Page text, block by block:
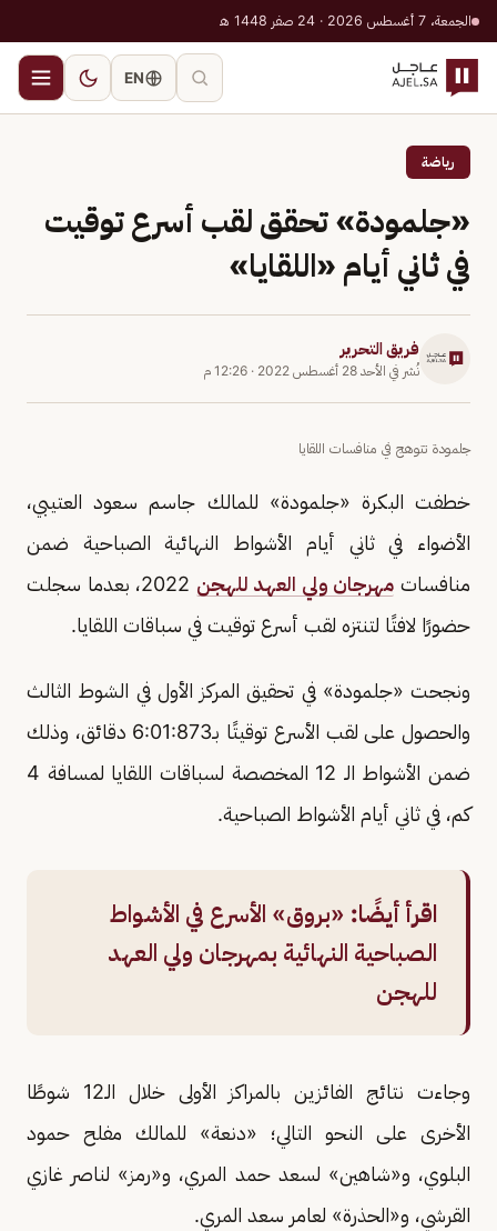
الجمعة، 7 أغسطس 2026 · 24 صفر 1448 هـ
EN
رياضة
«جلمودة» تحقق لقب أسرع توقيت
في ثاني أيام «اللقايا»
فريق التحرير
نُشر في الأحد 28 أغسطس 2022 · 12:26 م
جلمودة تتوهج في منافسات اللقايا
خطفت البكرة «جلمودة» للمالك جاسم سعود العتيبي،
الأضواء في ثاني أيام الأشواط النهائية الصباحية ضمن
منافسات مهرجان ولي العهد للهجن
2022، بعدما سجلت
حضورًا لافتًا لتنتزه لقب أسرع توقيت في سباقات اللقايا.
ونجحت «جلمودة» في تحقيق المركز الأول في الشوط الثالث
والحصول على لقب الأسرع توقيتًا بـ6:01:873 دقائق، وذلك
ضمن الأشواط الـ 12 المخصصة لسباقات اللقايا لمسافة 4
كم، في ثاني أيام الأشواط الصباحية.
اقرأ أيضًا: «بروق» الأسرع في الأشواط
الصباحية النهائية بمهرجان ولي العهد
للهجن
وجاءت نتائج الفائزين بالمراكز الأولى خلال الـ12 شوطًا
الأخرى على النحو التالي؛ «دنعة» للمالك مفلح حمود
البلوي، و«شاهين» لسعد حمد المري، و«رمز» لناصر غازي
القرشي، و«الحذرة» لعامر سعد المري.